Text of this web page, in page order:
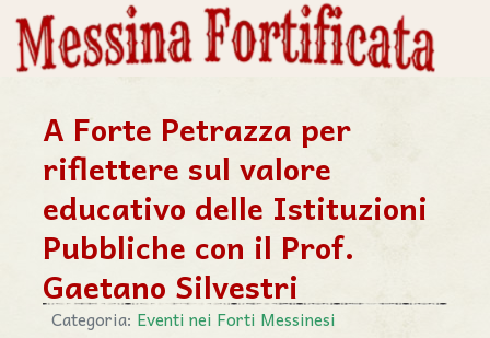
A Forte Petrazza per
riflettere sul valore
educativo delle Istituzioni
Pubbliche con il Prof.
Gaetano Silvestri
Categoria: Eventi nei Forti Messinesi